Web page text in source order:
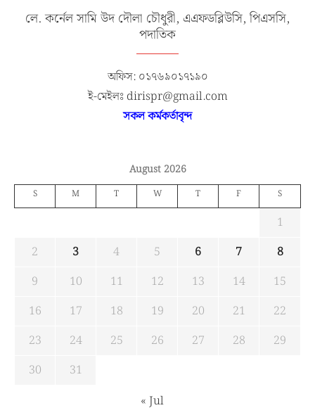
লে. কর্নেল সামি উদ দৌলা চৌধুরী, এএফডব্লিউসি, পিএসসি,
পদাতিক
অফিস: ০১৭৬৯০১৭১৯০
ই-মেইলঃ dirispr@gmail.com
সকল কর্মকর্তাবৃন্দ
August 2026
S M T W T F S
1
2
3 4 5 6 7
8
9
10 11 12 13 14
15
16
17 18 19 20 21
22
23
24 25 26 27 28
29
30
31
« Jul